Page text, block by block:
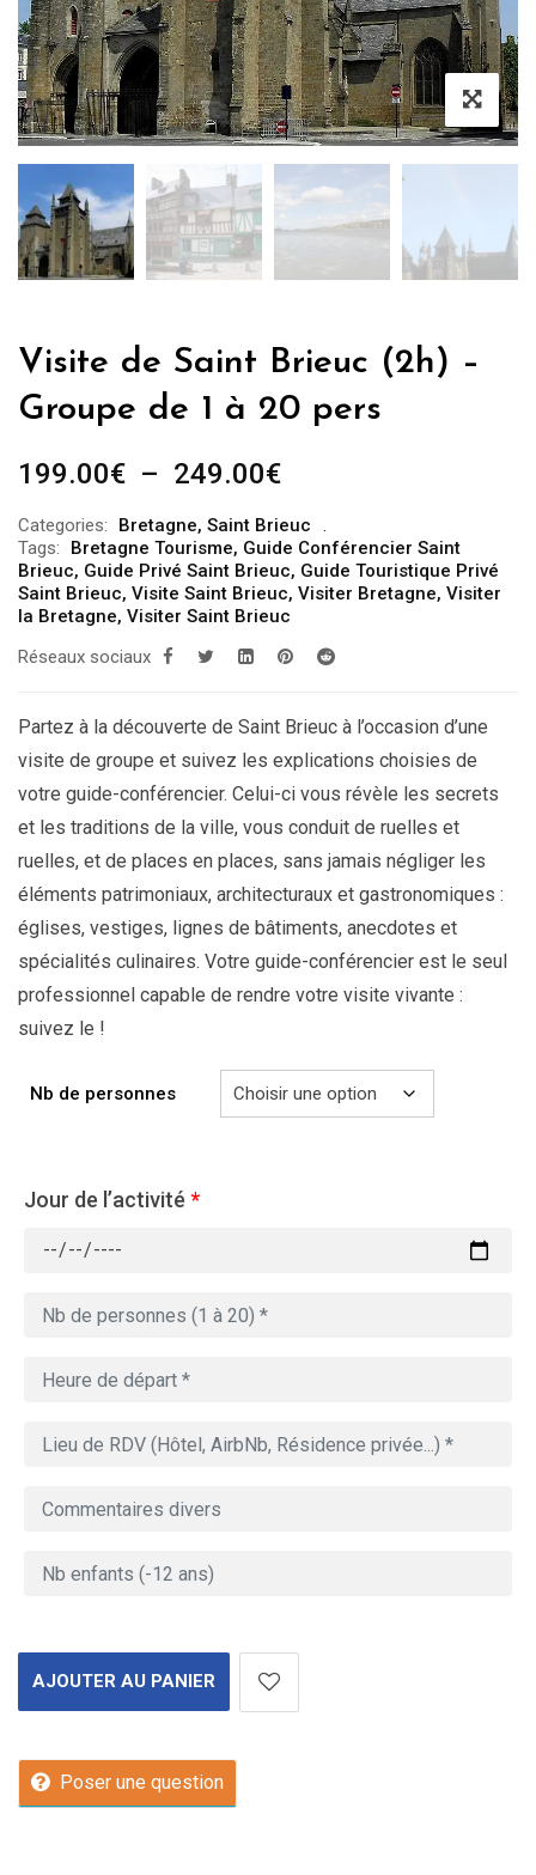
Visite de Saint Brieuc (2h) –
Groupe de 1 à 20 pers
199.00€ – 249.00€Plage
prix :
199.00€
à
249.00€
Categories: Bretagne, Saint Brieuc
Tags:
Bretagne Tourisme, Guide Conférencier Saint
Brieuc, Guide Privé Saint Brieuc, Guide Touristique Privé
Saint Brieuc, Visite Saint Brieuc, Visiter Bretagne, Visiter
la Bretagne, Visiter Saint Brieuc
Réseaux sociaux
Partez à la découverte de Saint Brieuc à l’occasion d’une
visite de groupe et suivez les explications choisies de
votre guide-conférencier. Celui-ci vous révèle les secrets
et les traditions de la ville, vous conduit de ruelles et
ruelles, et de places en places, sans jamais négliger les
éléments patrimoniaux, architecturaux et gastronomiques :
églises, vestiges, lignes de bâtiments, anecdotes et
spécialités culinaires. Votre guide-conférencier est le seul
professionnel capable de rendre votre visite vivante :
suivez le !
Nb de personnes
Jour de l’activité *
AJOUTER AU PANIER
Poser une question